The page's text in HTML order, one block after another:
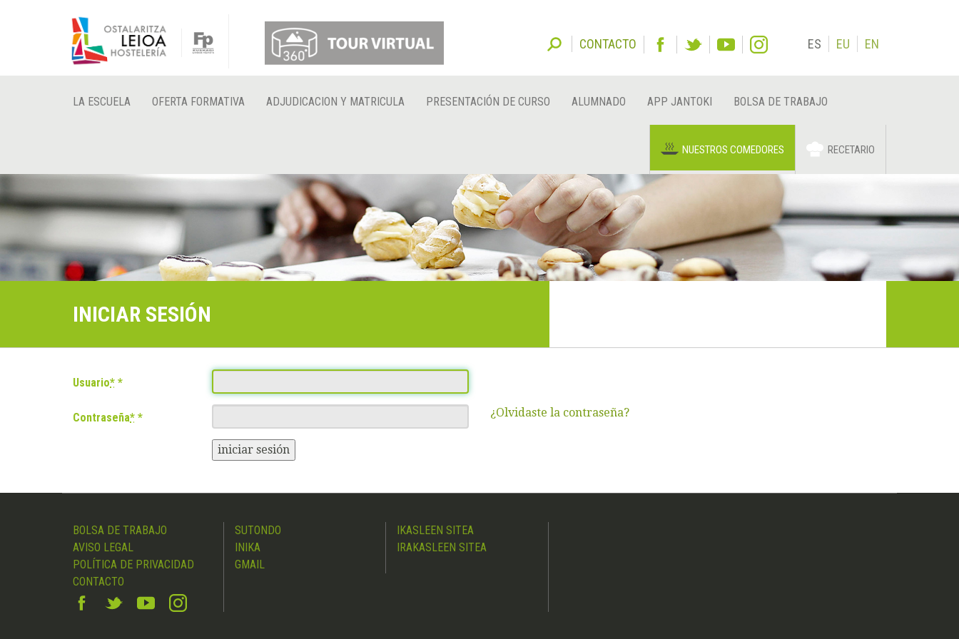
CONTACTO ES EU EN
LA ESCUELA OFERTA FORMATIVA ADJUDICACION Y MATRICULA PRESENTACIÓN DE CURSO ALUMNADO APP JANTOKI BOLSA DE TRABAJO
NUESTROS COMEDORES RECETARIO
INICIAR SESIÓN
Usuario*
Contraseña* ¿Olvidaste la contraseña?
iniciar sesión
BOLSA DE TRABAJO
AVISO LEGAL
POLÍTICA DE PRIVACIDAD
CONTACTO
SUTONDO
INIKA
GMAIL
IKASLEEN SITEA
IRAKASLEEN SITEA